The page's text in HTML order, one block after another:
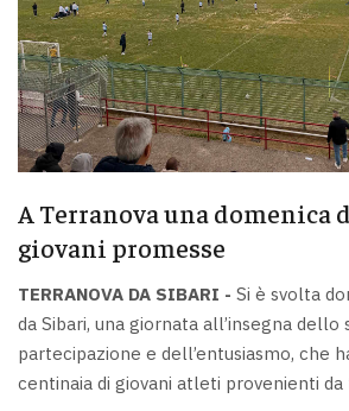
A Terranova una domenica
giovani promesse
TERRANOVA DA SIBARI - Si è svolta
da Sibari, una giornata all’insegna
partecipazione e dell’entusiasmo, che
centinaia di giovani atleti provenienti da